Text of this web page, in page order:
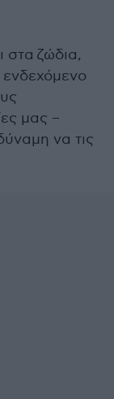
στα ζώδια,
ενδεχόμενο
μας –
να τις